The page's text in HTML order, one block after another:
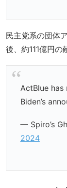
民主党系の団体
後、約111億円の
ActBlue has
Biden’s
— Spiro’s
2024